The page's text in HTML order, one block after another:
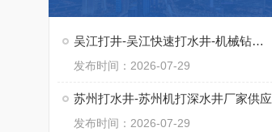
吴江打井-吴江快速打水井-机械钻井包出水
发布时间：2026-07-29
苏州打水井-苏州机打深水井厂家供应
发布时间：2026-07-29